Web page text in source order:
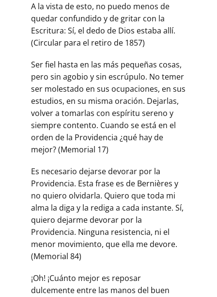
A la vista de esto, no puedo menos de
quedar confundido y de gritar con la
Escritura: Sí, el dedo de Dios estaba allí.
(Circular para el retiro de 1857)
Ser fiel hasta en las más pequeñas cosas,
pero sin agobio y sin escrúpulo. No temer
ser molestado en sus ocupaciones, en sus
estudios, en su misma oración. Dejarlas,
volver a tomarlas con espíritu sereno y
siempre contento. Cuando se está en el
orden de la Providencia ¿qué hay de
mejor? (Memorial 17)
Es necesario dejarse devorar por la
Providencia. Esta frase es de Bernières y
no quiero olvidarla. Quiero que toda mi
alma la diga y la rediga a cada instante. Sí,
quiero dejarme devorar por la
Providencia. Ninguna resistencia, ni el
menor movimiento, que ella me devore.
(Memorial 84)
¡Oh! ¡Cuánto mejor es reposar
dulcemente entre las manos del buen